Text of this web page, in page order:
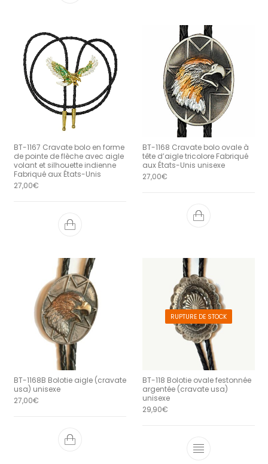
BT-1167 Cravate bolo en forme
de pointe de flèche avec aigle
volant et silhouette indienne
Fabriqué aux États-Unis
27,00€
BT-1168 Cravate bolo ovale à
tête d’aigle tricolore Fabriqué
aux États-Unis unisexe
27,00€
BT-1168B Bolotie aigle (cravate
usa) unisexe
27,00€
RUPTURE DE STOCK
BT-118 Bolotie ovale festonnée
argentée (cravate usa)
unisexe
29,90€